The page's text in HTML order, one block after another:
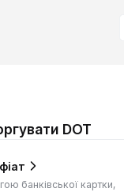
DOT
банківської картки,